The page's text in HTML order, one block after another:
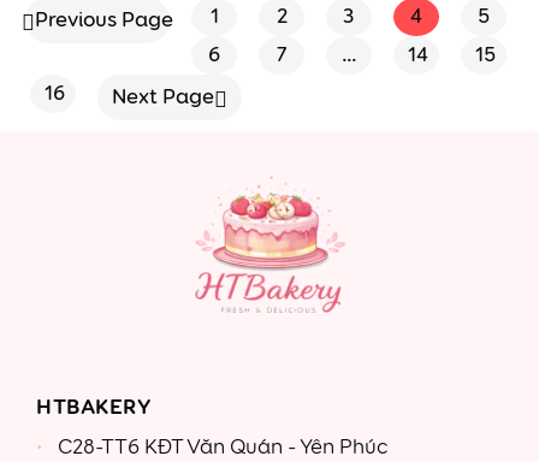
Previous Page 1 2 3 4
5
6
7 … 14
15
16
Next Page
HTBAKERY
C28-TT6 KĐT Văn Quán - Yên Phúc